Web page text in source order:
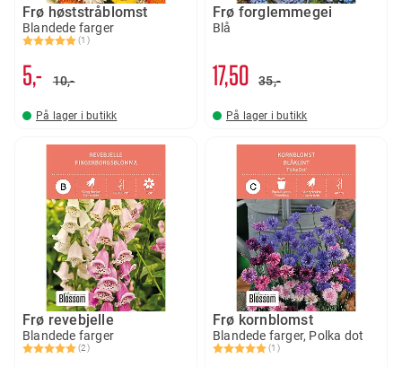
Frø høststråblomst
Blandede farger
Karakter:
(1)
5.0 av 5 mulige
5,- 10,-
På lager i butikk
Frø forglemmegei
Blå
1750 35,-
På lager i butikk
Frø revebjelle
Blandede farger
Karakter:
(2)
5.0 av 5 mulige
Frø kornblomst
Blandede farger, Polka dot
Karakter:
(1)
5.0 av 5 mulige